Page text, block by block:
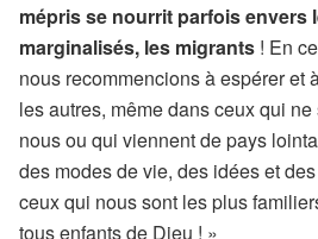
mépris se nourrit parfois envers
marginalisés, les migrants ! En
nous recommencions à espérer et
les autres, même dans ceux qui
nous ou qui viennent de pays
des modes de vie, des idées et
ceux qui nous sont les plus
tous enfants de Dieu ! »